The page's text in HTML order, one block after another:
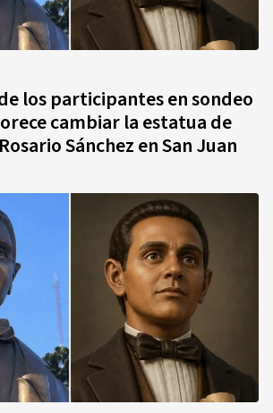
los participantes en sondeo
cambiar la estatua de
Sánchez en San Juan